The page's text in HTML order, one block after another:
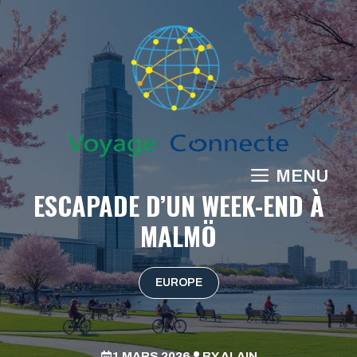
Aller
au
contenu
MENU
ESCAPADE D’UN WEEK-END À
MALMÖ
EUROPE